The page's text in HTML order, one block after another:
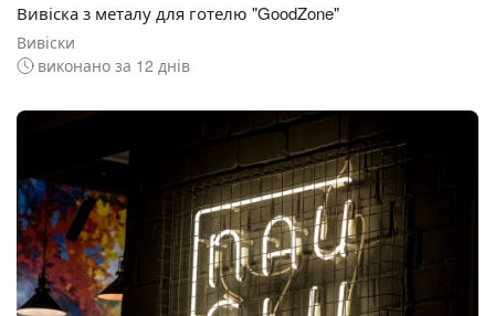
Вивіска з металу для готелю "GoodZone"
Вивіски
виконано за 12 днів